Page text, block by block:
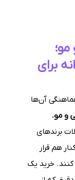
برای
آن‌ها
و مو،
برندهای
هم قرار
کنند. خرید یک